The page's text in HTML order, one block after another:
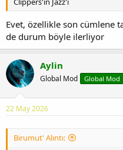
Evet, özellikle son cümlene
de durum böyle ilerliyor
Aylin
Global Mod Global Mod
22 May 2026
Birumut' Alıntı: